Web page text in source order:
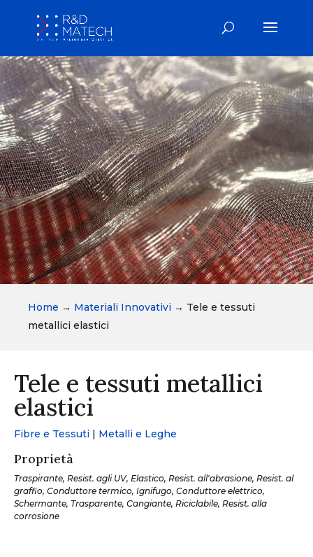
Home → Materiali Innovativi → Tele e tessuti
metallici elastici
Tele e tessuti metallici
elastici
Fibre e Tessuti | Metalli e Leghe
Proprietà
Traspirante, Resist. agli UV, Elastico, Resist. all'abrasione, Resist. al
graffio, Conduttore termico, Ignifugo, Conduttore elettrico,
Schermante, Trasparente, Cangiante, Riciclabile, Resist. alla
corrosione